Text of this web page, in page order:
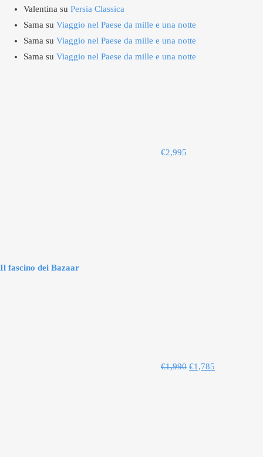
Valentina su Persia Classica
Sama su Viaggio nel Paese da mille e una notte
Sama su Viaggio nel Paese da mille e una notte
Sama su Viaggio nel Paese da mille e una notte
€2,995
Il fascino dei Bazaar
€1,990 €1,785